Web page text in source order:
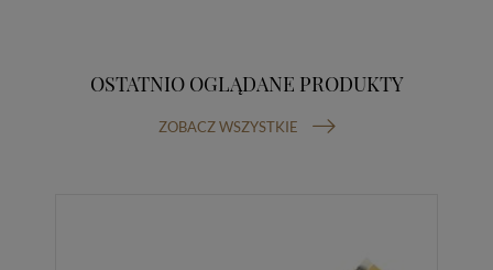
OSTATNIO OGLĄDANE PRODUKTY
ZOBACZ WSZYSTKIE